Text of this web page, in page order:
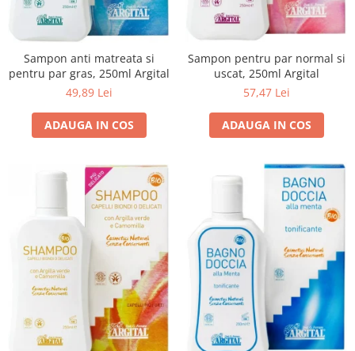
Sampon anti matreata si
pentru par gras, 250ml Argital
49,89 Lei
ADAUGA IN COS
Sampon pentru par normal si
uscat, 250ml Argital
57,47 Lei
ADAUGA IN COS